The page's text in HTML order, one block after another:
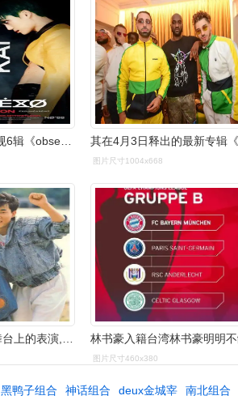
韩国人气组合exo正规6辑《obsession》kai个人预告公开.
图片尺寸1004x668
支男团组合,当年在舞台上的表演,可以说为日后的徐太志和孩子们,deux
图片尺寸460x380
黑鸭子组合 神话组合 deux金城宰 南北组合